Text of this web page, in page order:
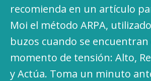
recomienda en un artículo
Moi el método ARPA,
buzos cuando se encuentran
momento de tensión: Alto,
y Actúa. Toma un minuto